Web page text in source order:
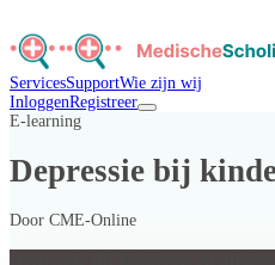
ServicesSupportWie zijn wij
InloggenRegistreer
E-learning
Depressie bij
Door CME-Online